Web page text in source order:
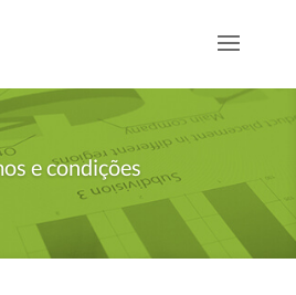
e condições